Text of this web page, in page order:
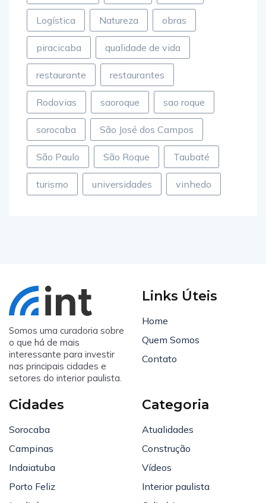
Logística Natureza obras
piracicaba qualidade de vida
restaurante restaurantes
Rodovias saoroque sao roque
sorocaba São José dos Campos
São Paulo São Roque Taubaté
turismo universidades vinhedo
Somos uma curadoria sobre
o que há de mais
interessante para investir
nas principais cidades e
setores do interior paulista.
Links Úteis
Home
Quem Somos
Contato
Cidades
Sorocaba
Campinas
Indaiatuba
Porto Feliz
Categoria
Atualidades
Construção
Vídeos
Interior paulista